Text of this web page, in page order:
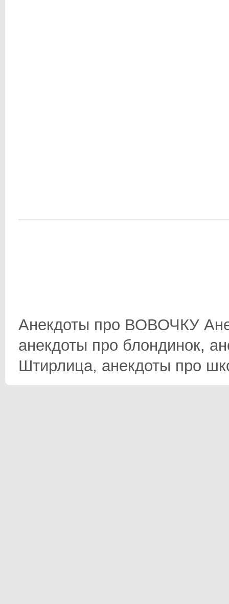
Анекдоты про ВОВОЧКУ
анекдоты про блондинок,
Штирлица, анекдоты про